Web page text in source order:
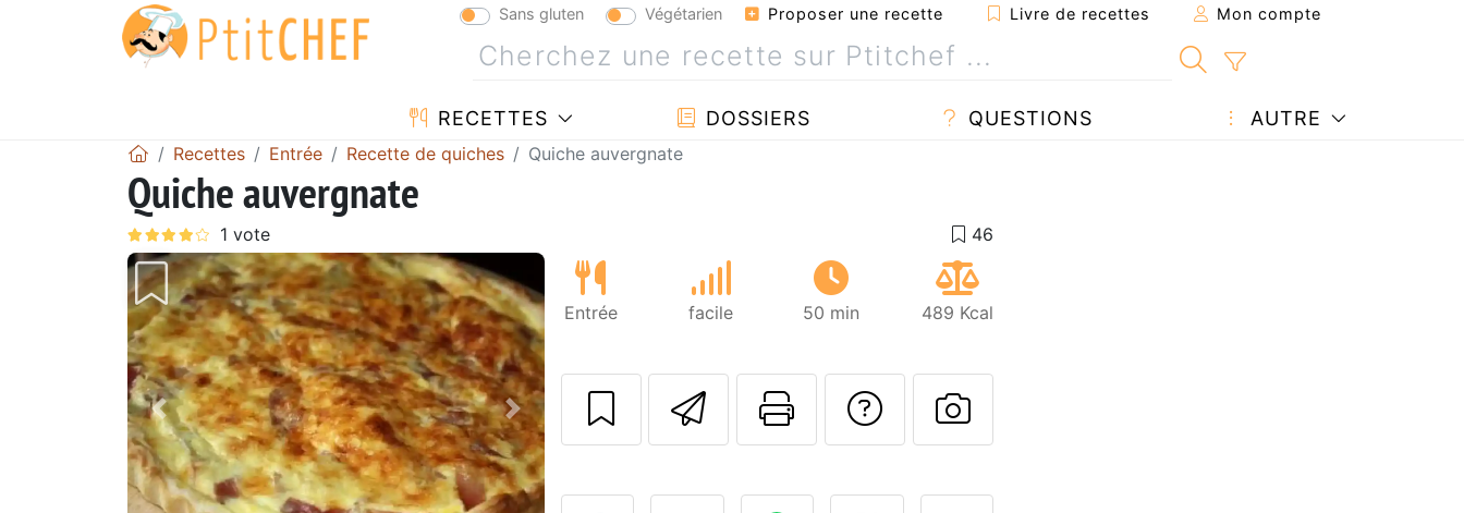
Sans gluten Végétarien Proposer une recette Livre de recettes Mon compte
RECETTES DOSSIERS QUESTIONS AUTRE
Recettes Entrée Recette de quiches Quiche auvergnate
Quiche auvergnate
Précédent Suivant
Entrée facile 50 min 489 Kcal
Envoyer cette recette à un ami
Imprimer cette page
Poser une question à l'auteur
Publier votre photo de cette